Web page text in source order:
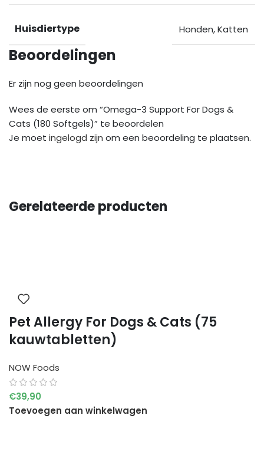
Huisdiertype Honden,Katten
Beoordelingen
Er zijn nog geen beoordelingen
Wees de eerste om “Omega-3 Support For Dogs &
Cats (180 Softgels)” te beoordelen
Je moet ingelogd zijn om een beoordeling te plaatsen.
Gerelateerde producten
Pet Allergy For Dogs & Cats (75
kauwtabletten)
NOW Foods
€39,90
Toevoegen aan winkelwagen